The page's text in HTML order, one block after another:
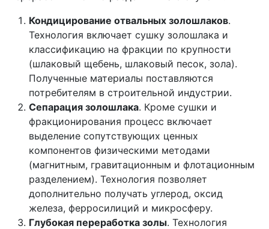
Кондицирование отвальных золошлаков.
Технология включает сушку золошлака и
классификацию на фракции по крупности
(шлаковый щебень, шлаковый песок, зола).
Полученные материалы поставляются
потребителям в строительной индустрии.
Сепарация золошлака. Кроме сушки и
фракционирования процесс включает
выделение сопутствующих ценных
компонентов физическими методами
(магнитным, гравитационным и флотационным
разделением). Технология позволяет
дополнительно получать углерод, оксид
железа, ферросилиций и микросферу.
Глубокая переработка золы. Технология